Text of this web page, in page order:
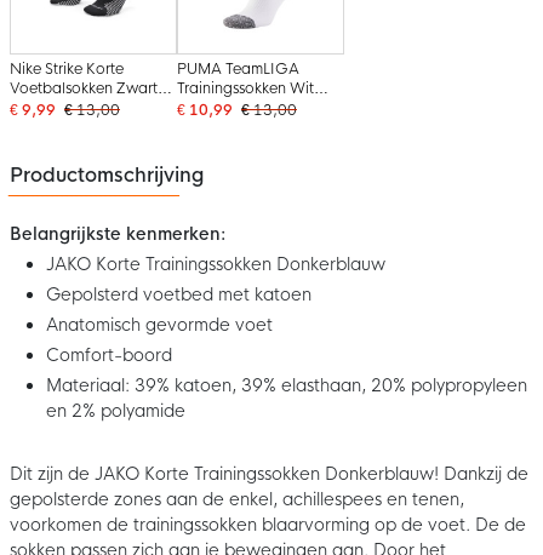
Nike Strike Korte
Voetbalsokken Zwart
Wit
€ 9,99 € 13,00
PUMA TeamLIGA
Trainingssokken Wit
Zwart
€ 10,99 € 13,00
Productomschrijving
Belangrijkste kenmerken:
JAKO Korte Trainingssokken Donkerblauw
Gepolsterd voetbed met katoen
Anatomisch gevormde voet
Comfort-boord
Materiaal: 39% katoen, 39% elasthaan, 20% polypropyleen
en 2% polyamide
Dit zijn de JAKO Korte Trainingssokken Donkerblauw! Dankzij de
gepolsterde zones aan de enkel, achillespees en tenen,
voorkomen de trainingssokken blaarvorming op de voet. De de
sokken passen zich aan je bewegingen aan. Door het